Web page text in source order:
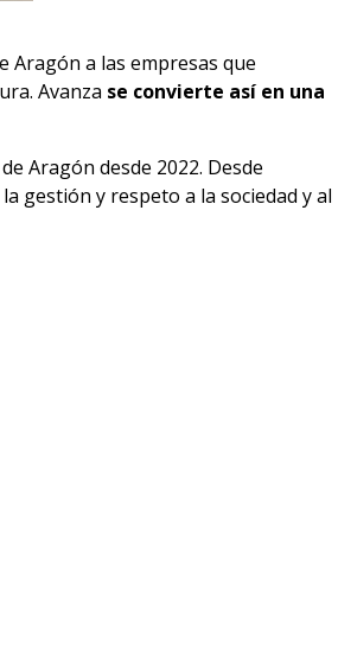
Aragón a las empresas que
Avanza se convierte así en una
Aragón desde 2022. Desde
gestión y respeto a la sociedad y al